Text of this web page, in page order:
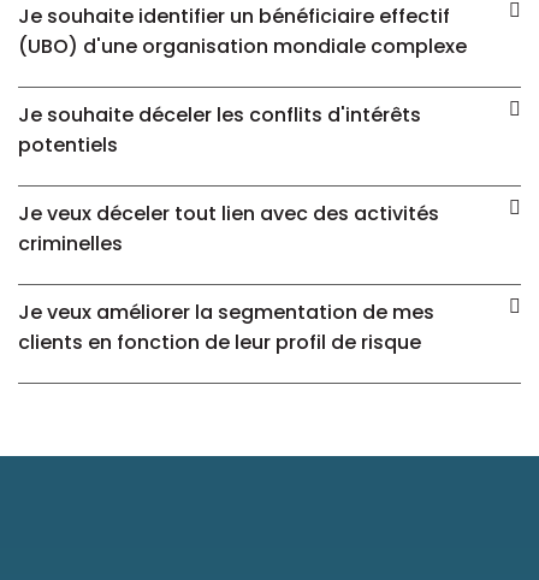
Je souhaite identifier un bénéficiaire effectif
(UBO) d'une organisation mondiale complexe
Je souhaite déceler les conflits d'intérêts
potentiels
Je veux déceler tout lien avec des activités
criminelles
Je veux améliorer la segmentation de mes
clients en fonction de leur profil de risque